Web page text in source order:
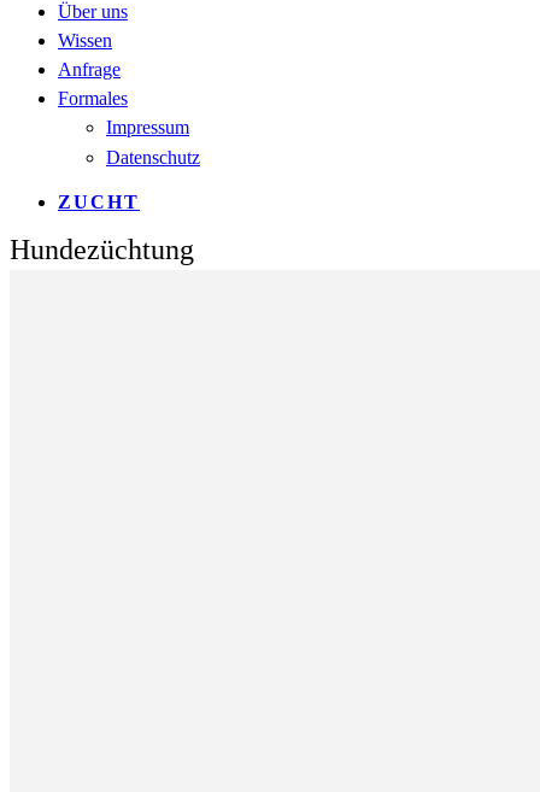
Über uns
Wissen
Anfrage
Formales
Impressum
Datenschutz
ZUCHT
Hundezüchtung